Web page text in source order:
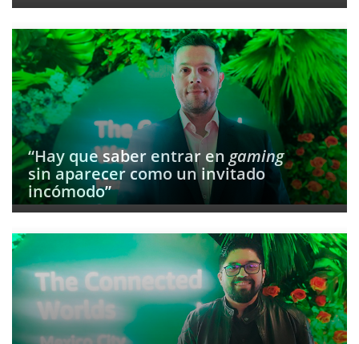
“Hay que saber entrar en gaming
sin aparecer como un invitado
incómodo”